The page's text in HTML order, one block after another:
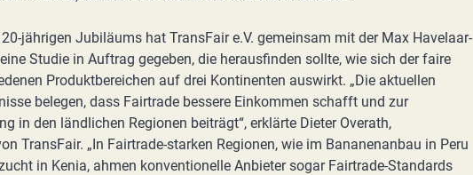
jährigen Jubiläums hat TransFair e.V. gemeinsam mit der Max Havelaar-
Studie in Auftrag gegeben, die herausfinden sollte, wie sich der faire
Produktbereichen auf drei Kontinenten auswirkt. „Die aktuellen
belegen, dass Fairtrade bessere Einkommen schafft und zur
in den ländlichen Regionen beiträgt“, erklärte Dieter Overath,
TransFair. „In Fairtrade-starken Regionen, wie im Bananenanbau in Peru
in Kenia, ahmen konventionelle Anbieter sogar Fairtrade-Standards